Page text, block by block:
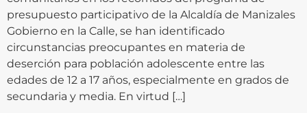
presupuesto participativo de la Alcaldía de Manizales
Gobierno en la Calle, se han identificado
circunstancias preocupantes en materia de
deserción para población adolescente entre las
edades de 12 a 17 años, especialmente en grados de
secundaria y media. En virtud […]